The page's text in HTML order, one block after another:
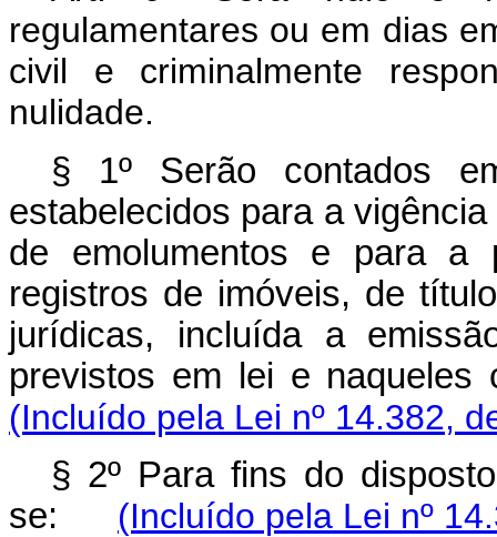
regulamentares ou em dias
civil e criminalmente
nulidade.
§ 1º Serão contados
estabelecidos para a
de emolumentos e para a
registros de imóveis, de
jurídicas, incluída a
previstos em lei e
(Incluído pela Lei nº 14.382,
§ 2º Para fins do
se: (Incluído pela Lei nº